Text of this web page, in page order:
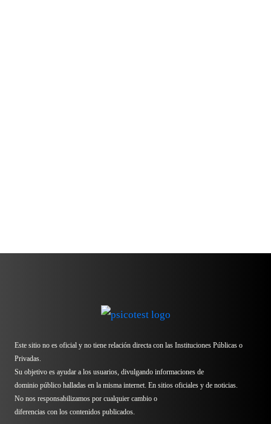
Este sitio no es oficial y no tiene relación directa con las Instituciones Públicas o
Privadas.
Su objetivo es ayudar a los usuarios, divulgando informaciones de
dominio público halladas en la misma internet. En sitios oficiales y de noticias.
No nos responsabilizamos por cualquier cambio o
diferencias con los contenidos publicados.